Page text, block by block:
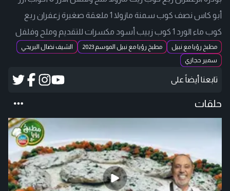
أبو كاس نصف كوب سمنة مازولا 1 ملعقة صغيرة زعفران ربع
كوب ماء الورد 1 كوب زبيب أسود مكسرات للتقديم وملح وفلفل
مطبخ رؤيا مع نبيل مطبخ رؤيا مع نبيل الموسم 2023
الشيف نضال البريحي
سمير حجازي
تابعنا أيضاً على
حلقات